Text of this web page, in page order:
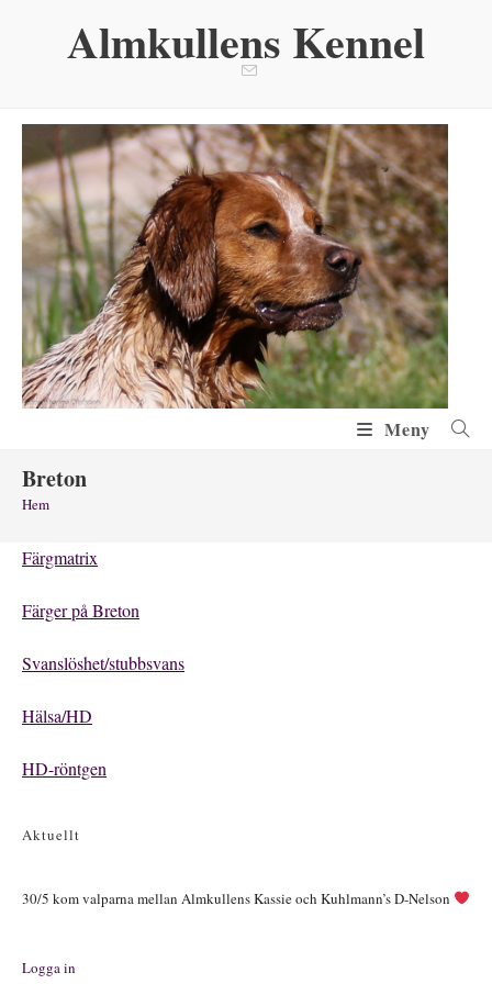
Almkullens Kennel
Meny
Breton
Hem
Färgmatrix
Färger på Breton
Svanslöshet/stubbsvans
Hälsa/HD
HD-röntgen
Aktuellt
30/5 kom valparna mellan Almkullens Kassie och Kuhlmann’s D-Nelson
Logga in